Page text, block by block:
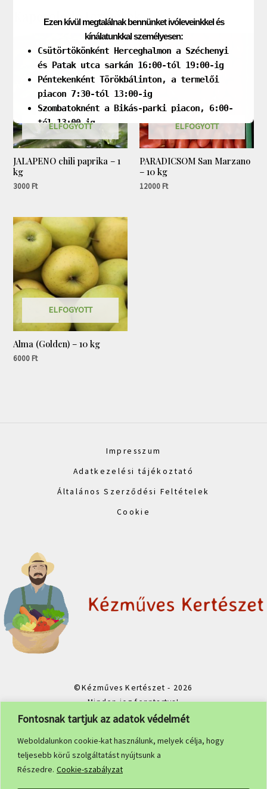
Fontosnak tartjuk az adatok védelmét
Weboldalunkon cookie-kat használunk, melyek célja, hogy
teljesebb körű szolgáltatást nyújtsunk a
Részedre. Cookie-szabályzat
Kapcsolódó termékek
ELFOGYOTT
JALAPENO chili paprika – 1
kg
3000 Ft
ELFOGYOTT
PARADICSOM San Marzano
– 10 kg
12000 Ft
ELFOGYOTT
Alma (Golden) – 10 kg
6000 Ft
Impresszum
Adatkezelési tájékoztató
Általános Szerződési Feltételek
Cookie
©Kézműves Kertészet - 2026
Minden jog fenntartva!
Ezen kívül megtalálnak bennünket ivóleveinkkel és
kínálatunkkal személyesen:
Csütörtökönként Herceghalmon a Széchenyi
és Patak utca sarkán 16:00-tól 19:00-ig
Péntekenként Törökbálinton, a termelői
piacon 7:30-tól 13:00-ig
Szombatoknént a Bikás-parki piacon, 6:00-
tól 13:00-ig
Kövessenek bennünket social media felületeinken!